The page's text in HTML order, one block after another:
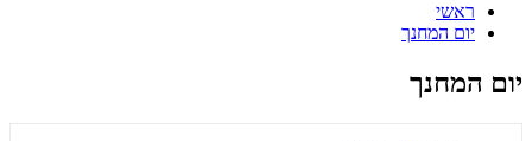
ראשי
יום המחנך
יום המחנך